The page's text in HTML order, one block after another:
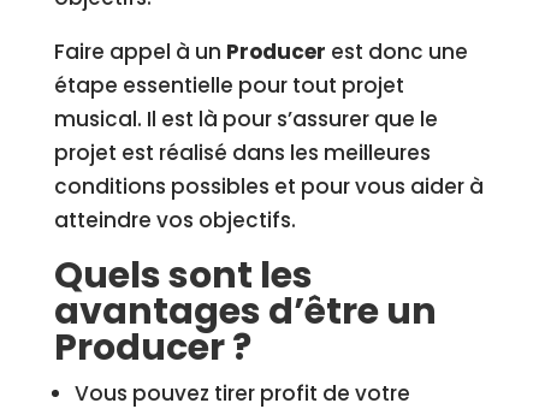
Faire appel à un Producer est donc une
étape essentielle pour tout projet
musical. Il est là pour s’assurer que le
projet est réalisé dans les meilleures
conditions possibles et pour vous aider à
atteindre vos objectifs.
Quels sont les
avantages d’être un
Producer ?
Vous pouvez tirer profit de votre